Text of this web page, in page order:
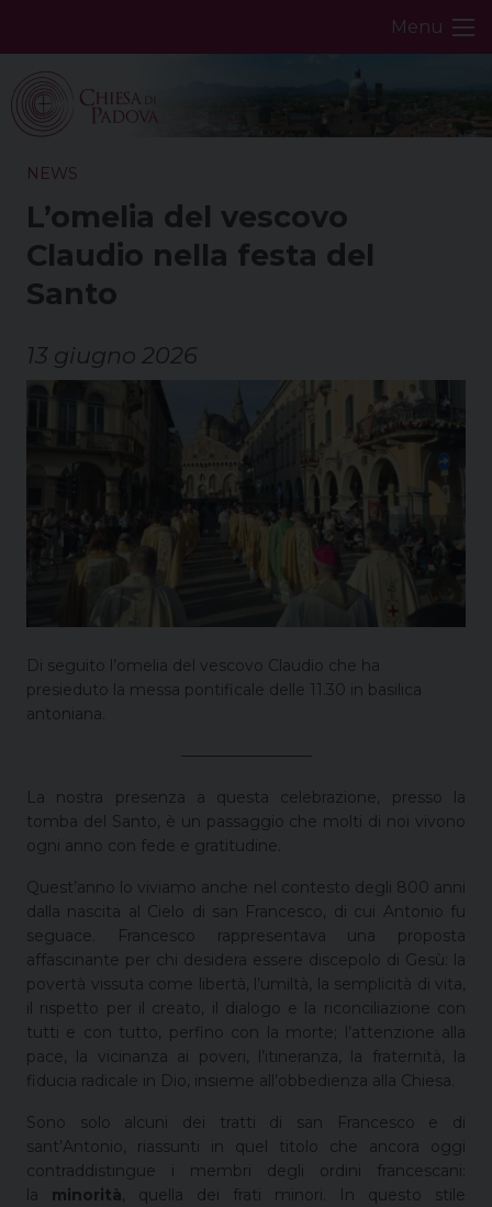
Menu
NEWS
L’omelia del vescovo
Claudio nella festa del
Santo
13 giugno 2026
Di seguito l’omelia del vescovo Claudio che ha
presieduto la messa pontificale delle 11.30 in basilica
antoniana.
–––––––––––––––––
La nostra presenza a questa celebrazione, presso la
tomba del Santo, è un passaggio che molti di noi vivono
ogni anno con fede e gratitudine.
Quest’anno lo viviamo anche nel contesto degli 800 anni
dalla nascita al Cielo di san Francesco, di cui Antonio fu
seguace. Francesco rappresentava una proposta
affascinante per chi desidera essere discepolo di Gesù: la
povertà vissuta come libertà, l’umiltà, la semplicità di vita,
il rispetto per il creato, il dialogo e la riconciliazione con
tutti e con tutto, perfino con la morte; l’attenzione alla
pace, la vicinanza ai poveri, l’itineranza, la fraternità, la
fiducia radicale in Dio, insieme all’obbedienza alla Chiesa.
Sono solo alcuni dei tratti di san Francesco e di
sant’Antonio, riassunti in quel titolo che ancora oggi
contraddistingue i membri degli ordini francescani:
la minorità, quella dei frati minori. In questo stile